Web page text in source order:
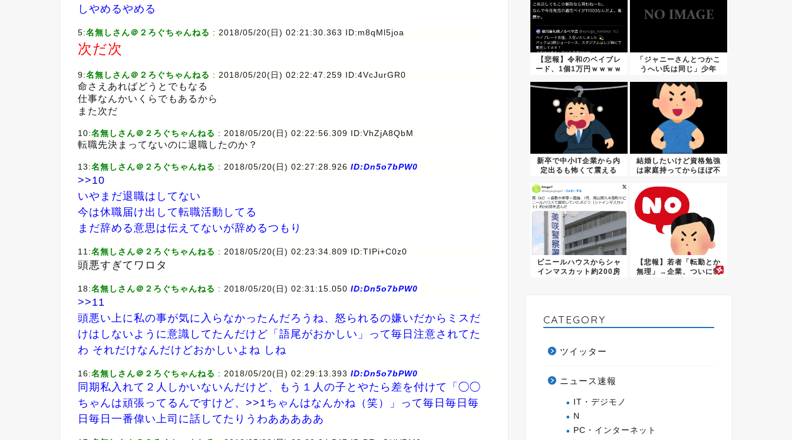
しやめるやめる
5:名無しさん＠２ろぐちゃんねる : 2018/05/20(日) 02:21:30.363 ID:m8qMl5joa
次だ次
9:名無しさん＠２ろぐちゃんねる : 2018/05/20(日) 02:22:47.259 ID:4VcJurGR0
命さえあればどうとでもなる
仕事なんかいくらでもあるから
また次だ
10:名無しさん＠２ろぐちゃんねる : 2018/05/20(日) 02:22:56.309 ID:VhZjA8QbM
転職先決まってないのに退職したのか？
13:名無しさん＠２ろぐちゃんねる : 2018/05/20(日) 02:27:28.926 ID:Dn5o7bPW0
>>10
いやまだ退職はしてない
今は休職届け出して転職活動してる
まだ辞める意思は伝えてないが辞めるつもり
11:名無しさん＠２ろぐちゃんねる : 2018/05/20(日) 02:23:34.809 ID:TIPi+C0z0
頭悪すぎてワロタ
18:名無しさん＠２ろぐちゃんねる : 2018/05/20(日) 02:31:15.050 ID:Dn5o7bPW0
>>11
頭悪い上に私の事が気に入らなかったんだろうね、怒られるの嫌いだからミスだ
けはしないように意識してたんだけど「語尾がおかしい」って毎日注意されてた
わ それだけなんだけどおかしいよね しね
16:名無しさん＠２ろぐちゃんねる : 2018/05/20(日) 02:29:13.393 ID:Dn5o7bPW0
同期私入れて２人しかいないんだけど、もう１人の子とやたら差を付けて「◯◯
ちゃんは頑張ってるんですけど、 >>1ちゃんはなんかね（笑）」って毎日毎日毎
日毎日一番偉い上司に話してたりうわあああああ
【悲報】令和のベイブレ
ード、1個1万円ｗｗｗｗ
「ジャニーさんとつかこ
うへい氏は同じ」少年
新卒で中小IT企業から内
定出るも怖くて震える
結婚したいけど資格勉強
は家庭持ってからほぼ不
ビニールハウスからシャ
インマスカット約200房
【悲報】若者「転勤とか
無理」→企業、ついに制
CATEGORY
ツイッター
ニュース速報
IT・デジモノ
N
PC・インターネット